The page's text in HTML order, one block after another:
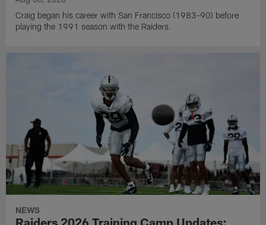
Craig began his career with San Francisco (1983-90) before
playing the 1991 season with the Raiders.
NEWS
Raiders 2026 Training Camp Updates: